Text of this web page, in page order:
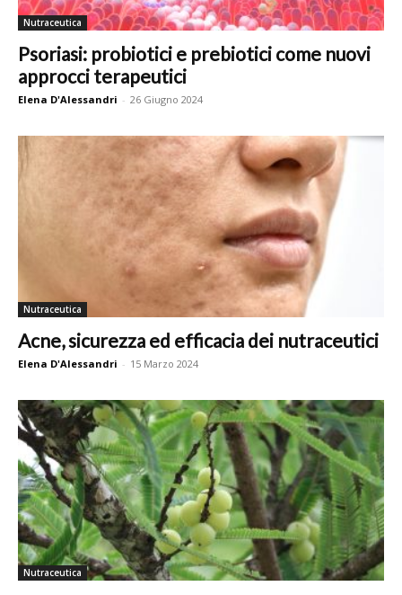
Nutraceutica
Psoriasi: probiotici e prebiotici come nuovi
approcci terapeutici
Elena D'Alessandri - 26 Giugno 2024
Nutraceutica
Acne, sicurezza ed efficacia dei nutraceutici
Elena D'Alessandri - 15 Marzo 2024
Nutraceutica